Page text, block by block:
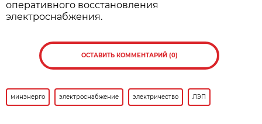
оперативного восстановления
электроснабжения.
ОСТАВИТЬ КОММЕНТАРИЙ (0)
минэнерго электроснабжение электричество ЛЭП